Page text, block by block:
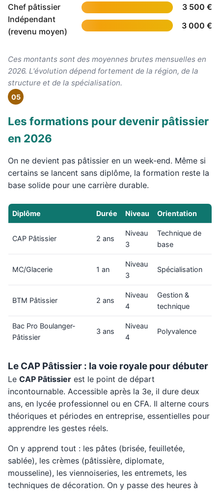
Chef pâtissier
3 500 €
Indépendant
(revenu moyen)
3 000 €
Ces montants sont des moyennes brutes mensuelles en
2026. L'évolution dépend fortement de la région, de la
structure et de la spécialisation.
05
Les formations pour devenir pâtissier
en 2026
On ne devient pas pâtissier en un week-end. Même si
certains se lancent sans diplôme, la formation reste la
base solide pour une carrière durable.
Diplôme Durée Niveau Orientation
CAP Pâtissier 2 ans
Niveau
3
Technique de
base
MC/Glacerie 1 an
Niveau
3
Spécialisation
BTM Pâtissier 2 ans
Niveau
4
Gestion &
technique
Bac Pro Boulanger-
Pâtissier
3 ans
Niveau
4
Polyvalence
Le CAP Pâtissier : la voie royale pour débuter
Le CAP Pâtissier est le point de départ
incontournable. Accessible après la 3e, il dure deux
ans, en lycée professionnel ou en CFA. Il alterne cours
théoriques et périodes en entreprise, essentielles pour
apprendre les gestes réels.
On y apprend tout : les pâtes (brisée, feuilletée,
sablée), les crèmes (pâtissière, diplomate,
mousseline), les viennoiseries, les entremets, les
techniques de décoration. On y passe des heures à